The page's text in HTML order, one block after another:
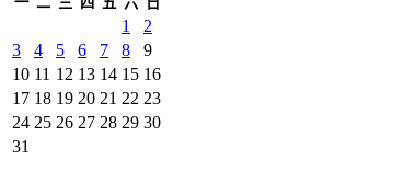
1
2
3
4 5 6 7 8
9
10 11 12 13 14 15 16
17 18 19 20 21 22 23
24 25 26 27 28 29 30
31